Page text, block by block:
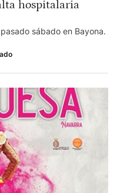
hospitalaria
sábado en Bayona.